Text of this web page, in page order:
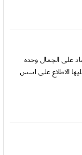
على الجمال وحده
الاطلاع على اسس